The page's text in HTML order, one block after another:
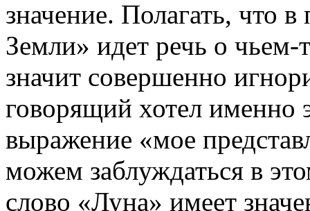
значение. Полагать, что
Земли» идет речь о чьем-
значит совершенно
говорящий хотел именно
выражение «мое
можем заблуждаться в
слово «Луна» имеет